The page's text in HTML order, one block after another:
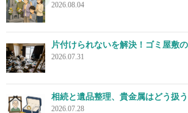
2026.08.04
片付けられないを解決！ゴミ屋敷
2026.07.31
相続と遺品整理、貴金属はどう扱
2026.07.28